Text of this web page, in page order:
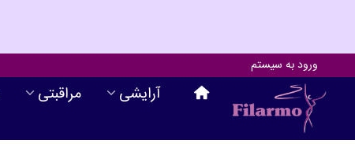
ورود به سیستم
آرايشی مراقبتی